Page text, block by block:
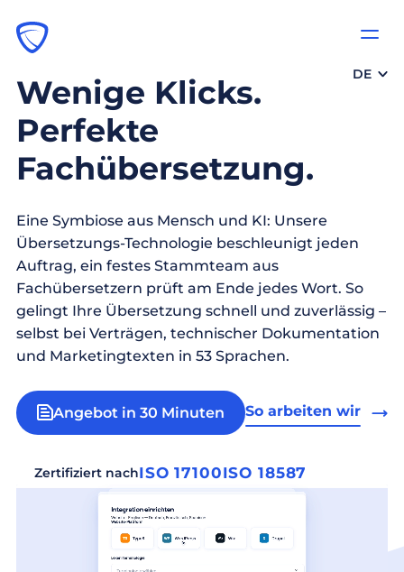
DE
Wenige Klicks.
Perfekte
Fachübersetzung.
Eine Symbiose aus Mensch und KI: Unsere
Übersetzungs-Technologie beschleunigt jeden
Auftrag, ein festes Stammteam aus
Fachübersetzern prüft am Ende jedes Wort. So
gelingt Ihre Übersetzung schnell und zuverlässig –
selbst bei Verträgen, technischer Dokumentation
und Marketingtexten in 53 Sprachen.
Angebot in 30 Minuten So arbeiten wir
Zertifiziert nachISO 17100ISO 18587